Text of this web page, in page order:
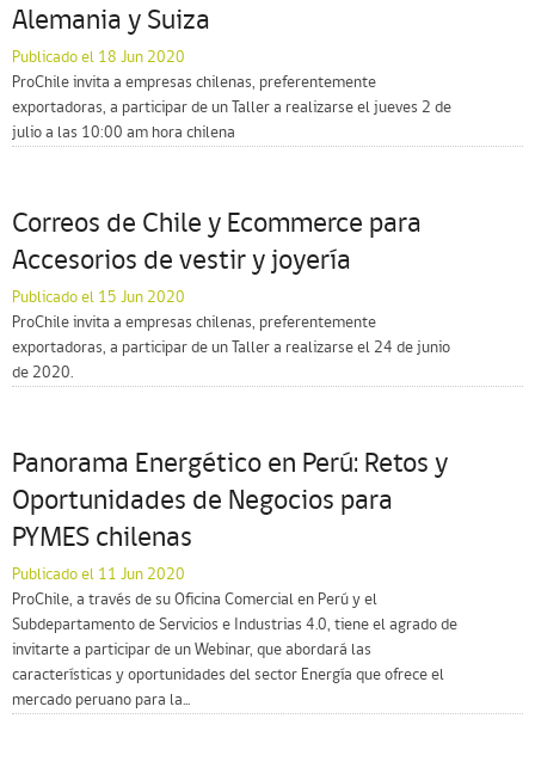
Alemania y Suiza
Publicado el 18 Jun 2020
ProChile invita a empresas chilenas, preferentemente
exportadoras, a participar de un Taller a realizarse el jueves 2 de
julio a las 10:00 am hora chilena
Correos de Chile y Ecommerce para
Accesorios de vestir y joyería
Publicado el 15 Jun 2020
ProChile invita a empresas chilenas, preferentemente
exportadoras, a participar de un Taller a realizarse el 24 de junio
de 2020.
Panorama Energético en Perú: Retos y
Oportunidades de Negocios para
PYMES chilenas
Publicado el 11 Jun 2020
ProChile, a través de su Oficina Comercial en Perú y el
Subdepartamento de Servicios e Industrias 4.0, tiene el agrado de
invitarte a participar de un Webinar, que abordará las
características y oportunidades del sector Energía que ofrece el
mercado peruano para la...